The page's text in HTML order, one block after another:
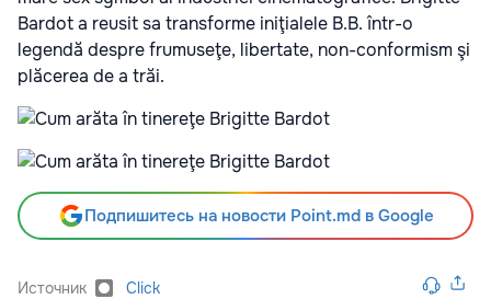
Bardot a reusit sa transforme iniţialele B.B. într-o
legendă despre frumuseţe, libertate, non-conformism şi
plăcerea de a trăi.
Подпишитесь на новости Point.md в Google
Источник Click